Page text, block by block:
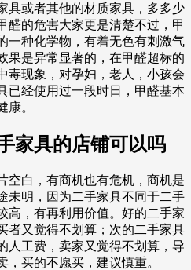
具或者其他的材质家具，多多少
醛的危害大家更是清楚不过，甲
一种化学物，有着无色有刺激气
果是异常显著的，在甲醛超标的
毒现象，对孕妇，老人，小孩会
已经使用过一段时日，甲醛基本
康。
家具的店铺可以吗
空白，有商机也有危机，商机是
未明，因为二手家具不同于二手
高，有再利用价值。好的二手家
者又觉得不划算；次的二手家具
人工费，卖家又觉得不划算，导
买的不愿买，建议慎重。